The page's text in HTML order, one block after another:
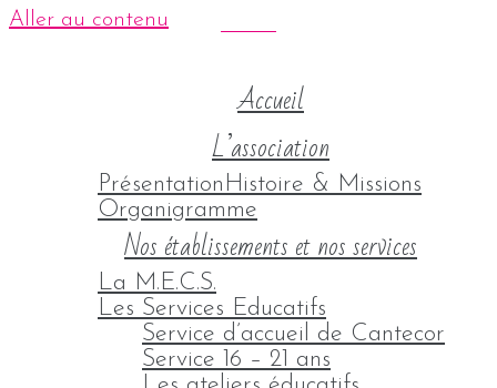
Aller au contenu
Accueil
L’association
Présentation Histoire & Missions
Organigramme
Nos établissements et nos services
La M.E.C.S.
Les Services Educatifs
Service d’accueil de Cantecor
Service 16 – 21 ans